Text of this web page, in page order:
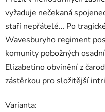
vyžaduje nečekaná
staří nepřátelé… Po
Wavesburyho regiment
komunity pobožných
Elizabetino obvinění z
zástěrkou pro složitější
Varianta: